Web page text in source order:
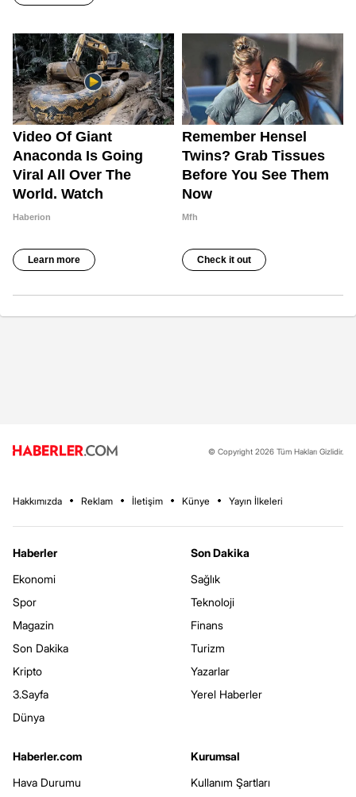
© Copyright 2026 Tüm Hakları Gizlidir.
Hakkımızda Reklam İletişim Künye Yayın İlkeleri
Haberler
Ekonomi
Spor
Magazin
Son Dakika
Kripto
3.Sayfa
Dünya
Son Dakika
Sağlık
Teknoloji
Finans
Turizm
Yazarlar
Yerel Haberler
Haberler.com
Hava Durumu
Kurumsal
Kullanım Şartları